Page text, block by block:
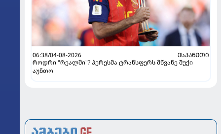
06:38/04-08-2026
ᲔᲡᲞᲐᲜᲔᲗᲘ
როდრი "რეალში"? პერესმა ტრანსფერს მწვანე შუქი
აუნთო